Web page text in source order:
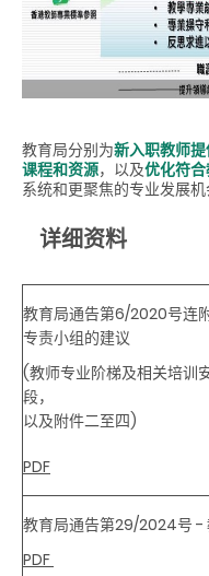
教育局分别为新入职教师
课程和资源，以及优化符
系统和更聚焦的专业发展
详细资料
教育局通告第6/2020号连
专责小组的建议
(教师专业阶梯及相关培训
段，
以及附件二至四)
PDF
教育局通告第29/2024号 -
PDF